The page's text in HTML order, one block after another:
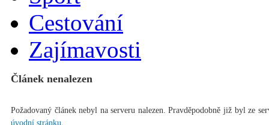
Cestování
Zajímavosti
Článek nenalezen
Požadovaný článek nebyl na serveru nalezen. Pravděpodobně již byl ze
úvodní stránku.